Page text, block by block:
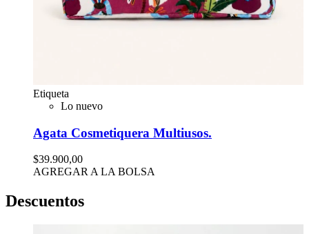
Etiqueta
Lo nuevo
Agata Cosmetiquera Multiusos.
$39.900,00
AGREGAR A LA BOLSA
Descuentos